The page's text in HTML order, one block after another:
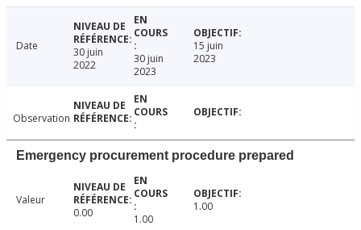
Date
30 juin
2022
30 juin
2023
15 juin
2023
Observation
Emergency procurement procedure prepared
Valeur
0.00
1.00
1.00